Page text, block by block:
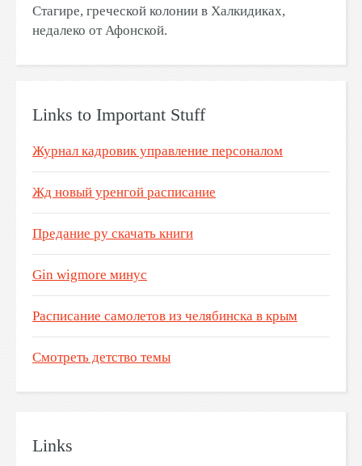
Стагире, греческой колонии в Халкидиках,
недалеко от Афонской.
Links to Important Stuff
Журнал кадровик управление персоналом
Жд новый уренгой расписание
Предание ру скачать книги
Gin wigmore минус
Расписание самолетов из челябинска в крым
Смотреть детство темы
Links